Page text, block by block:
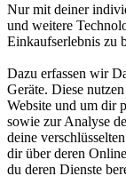
Nur mit deiner
und weitere
Einkaufserlebnis zu
Dazu erfassen wir
Geräte. Diese
Website und um dir
sowie zur Analyse
deine
dir über deren
du deren Dienste